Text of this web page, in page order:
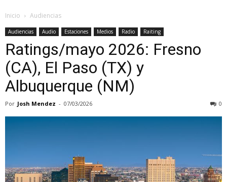
Inicio Audiencias
Audiencias Audio Estaciones Medios Radio Raiting
Ratings/mayo 2026: Fresno
(CA), El Paso (TX) y
Albuquerque (NM)
Por Josh Mendez - 07/03/2026 0